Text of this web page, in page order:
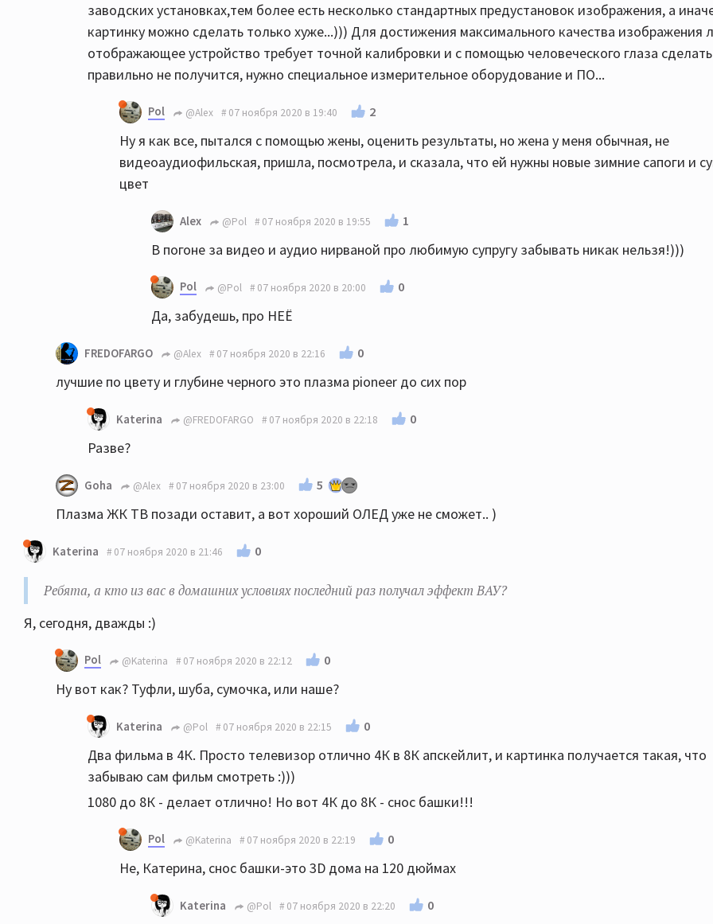
заводских установках,тем более есть несколько стандартных предустановок изображения, а
картинку можно сделать только хуже...))) Для достижения максимального качества изображения
отображающее устройство требует точной калибровки и с помощью человеческого глаза
правильно не получится, нужно специальное измерительное оборудование и ПО...
Pol @Alex 07 ноября 2020 в 19:40 2
Ну я как все, пытался с помощью жены, оценить результаты, но жена у меня обычная, не
видеоаудиофильская, пришла, посмотрела, и сказала, что ей нужны новые зимние сапоги и
цвет
Alex @Pol 07 ноября 2020 в 19:55 1
В погоне за видео и аудио нирваной про любимую супругу забывать никак нельзя!)))
Pol @Pol 07 ноября 2020 в 20:00 0
Да, забудешь, про НЕЁ
FREDOFARGO @Alex 07 ноября 2020 в 22:16 0
лучшие по цвету и глубине черного это плазма pioneer до сих пор
Katerina @FREDOFARGO 07 ноября 2020 в 22:18 0
Разве?
Goha @Alex 07 ноября 2020 в 23:00 5
Плазма ЖК ТВ позади оставит, а вот хороший ОЛЕД уже не сможет.. )
Katerina 07 ноября 2020 в 21:46 0
Ребята, а кто из вас в домашних условиях последний раз получал эффект ВАУ?
Я, сегодня, дважды :)
Pol @Katerina 07 ноября 2020 в 22:12 0
Ну вот как? Туфли, шуба, сумочка, или наше?
Katerina @Pol 07 ноября 2020 в 22:15 0
Два фильма в 4К. Просто телевизор отлично 4К в 8К апскейлит, и картинка получается такая, что
забываю сам фильм смотреть :)))
1080 до 8К - делает отлично! Но вот 4К до 8К - снос башки!!!
Pol @Katerina 07 ноября 2020 в 22:19 0
Не, Катерина, снос башки-это 3D дома на 120 дюймах
Katerina @Pol 07 ноября 2020 в 22:20 0